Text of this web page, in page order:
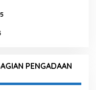
PENGADAAN